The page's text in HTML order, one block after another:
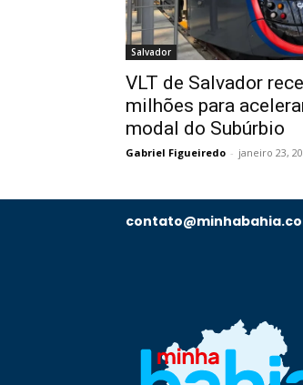
Salvador
VLT de Salvador
milhões para
modal do Subúrbio
Gabriel Figueiredo - janeiro 23,